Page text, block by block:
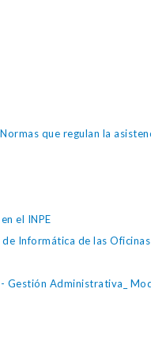
que regulan la
el INPE
Informática de las
Gestión Administrativa_